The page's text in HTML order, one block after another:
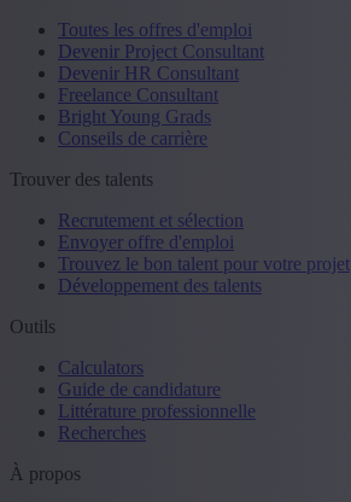
Toutes les offres d'emploi
Devenir Project Consultant
Devenir HR Consultant
Freelance Consultant
Bright Young Grads
Conseils de carrière
Trouver des talents
Recrutement et sélection
Envoyer offre d'emploi
Trouvez le bon talent pour votre projet
Développement des talents
Outils
Calculators
Guide de candidature
Littérature professionnelle
Recherches
À propos